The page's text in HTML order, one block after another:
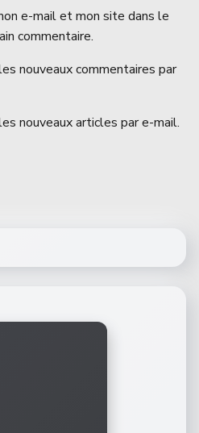
e-mail et mon site dans le
commentaire.
nouveaux commentaires par
nouveaux articles par e-mail.